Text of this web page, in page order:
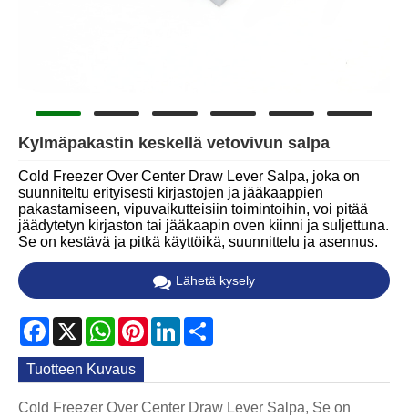
Kylmäpakastin keskellä vetovivun salpa
Cold Freezer Over Center Draw Lever Salpa, joka on
suunniteltu erityisesti kirjastojen ja jääkaappien
pakastamiseen, vipuvaikutteisiin toimintoihin, voi pitää
jäädytetyn kirjaston tai jääkaapin oven kiinni ja suljettuna.
Se on kestävä ja pitkä käyttöikä, suunnittelu ja asennus.
Lähetä kysely
Facebook
X WhatsApp
PinterestLinkedIn
Tuotteen Kuvaus
Cold Freezer Over Center Draw Lever Salpa, Se on